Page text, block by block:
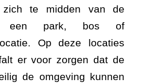
zich te midden van de
een park, bos of
Op deze locaties
er voor zorgen dat de
de omgeving kunnen